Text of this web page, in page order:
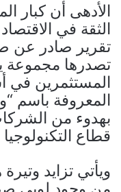
الأدهى أن كبار
الثقة في
تقرير صادر عن
تصدرها مجموعة
المستثمرين في
المعروفة باسم
بهدوء من
قطاع التكنولوجيا
ويأتي تزايد